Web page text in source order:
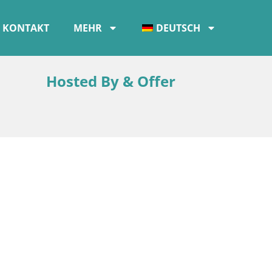
KONTAKT MEHR DEUTSCH
Hosted By & Offer